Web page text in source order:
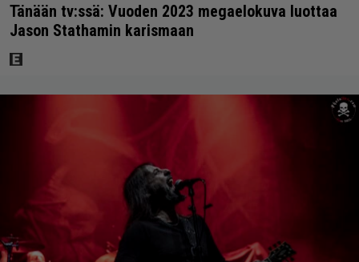
Tänään tv:ssä: Vuoden 2023 megaelokuva luottaa
Jason Stathamin karismaan